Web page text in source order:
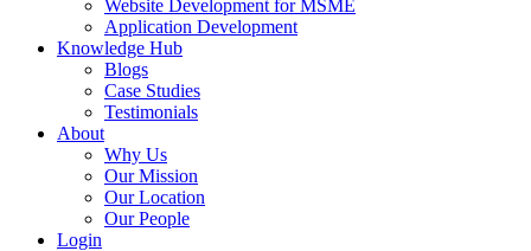
Website Development for MSME
Application Development
Knowledge Hub
Blogs
Case Studies
Testimonials
About
Why Us
Our Mission
Our Location
Our People
Login